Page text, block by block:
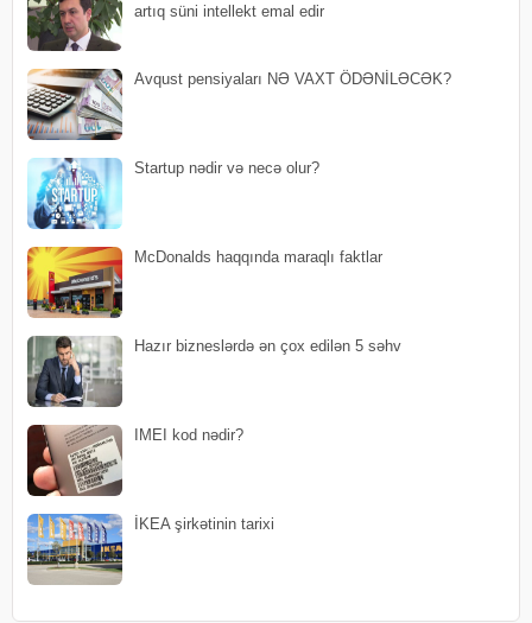
artıq süni intellekt emal edir
Avqust pensiyaları NƏ VAXT ÖDƏNİLƏCƏK?
Startup nədir və necə olur?
McDonalds haqqında maraqlı faktlar
Hazır bizneslərdə ən çox edilən 5 səhv
IMEI kod nədir?
İKEA şirkətinin tarixi